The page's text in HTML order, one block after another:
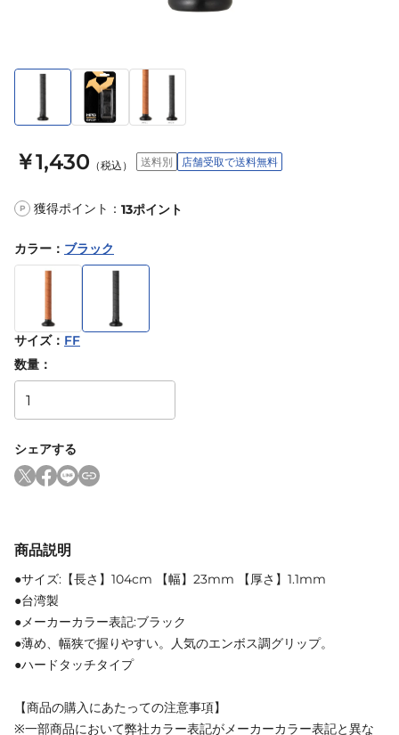
￥1,430 （税込） 送料別 店舗受取で送料無料
P 獲得ポイント： 13ポイント
カラー ： ブラック
サイズ： FF
数量：
シェアする
商品説明
●サイズ:【長さ】104cm 【幅】23mm 【厚さ】1.1mm
●台湾製
●メーカーカラー表記:ブラック
●薄め、幅狭で握りやすい。人気のエンボス調グリップ。
●ハードタッチタイプ
【商品の購入にあたっての注意事項】
※一部商品において弊社カラー表記がメーカーカラー表記と異な